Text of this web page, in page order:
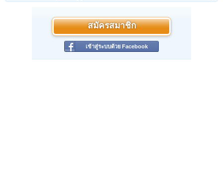
สมัครสมาชิก
เข้าสู่ระบบด้วย Facebook